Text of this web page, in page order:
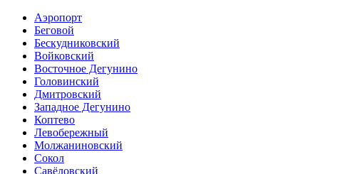
Аэропорт
Беговой
Бескудниковский
Войковский
Восточное Дегунино
Головинский
Дмитровский
Западное Дегунино
Коптево
Левобережный
Молжаниновский
Сокол
Савёловский